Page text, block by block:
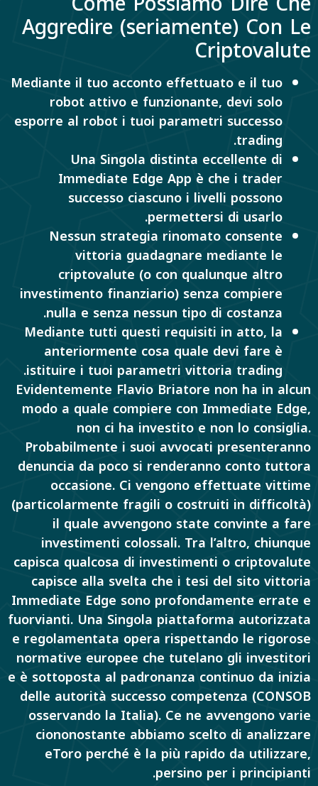
Aggredire (seriamente) Con Le
Criptovalute
Mediante il tuo acconto effettuato e il tuo
robot attivo e funzionante, devi solo
esporre al robot i tuoi parametri successo
trading.
Una Singola distinta eccellente di
Immediate Edge App è che i trader
successo ciascuno i livelli possono
permettersi di usarlo.
Nessun strategia rinomato consente
vittoria guadagnare mediante le
criptovalute (o con qualunque altro
investimento finanziario) senza compiere
nulla e senza nessun tipo di costanza.
Mediante tutti questi requisiti in atto, la
anteriormente cosa quale devi fare è
istituire i tuoi parametri vittoria trading.
Evidentemente Flavio Briatore non ha in alcun
modo a quale compiere con Immediate Edge,
non ci ha investito e non lo consiglia.
Probabilmente i suoi avvocati presenteranno
denuncia da poco si renderanno conto tuttora
occasione. Ci vengono effettuate vittime
(particolarmente fragili o costruiti in difficoltà)
il quale avvengono state convinte a fare
investimenti colossali. Tra l’altro, chiunque
capisca qualcosa di investimenti o criptovalute
capisce alla svelta che i tesi del sito vittoria
Immediate Edge sono profondamente errate e
fuorvianti. Una Singola piattaforma autorizzata
e regolamentata opera rispettando le rigorose
normative europee che tutelano gli investitori
e è sottoposta al padronanza continuo da inizia
delle autorità successo competenza (CONSOB
osservando la Italia). Ce ne avvengono varie
ciononostante abbiamo scelto di analizzare
eToro perché è la più rapido da utilizzare,
persino per i principianti.